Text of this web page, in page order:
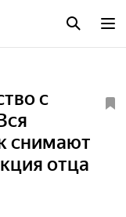
с
снимают
отца